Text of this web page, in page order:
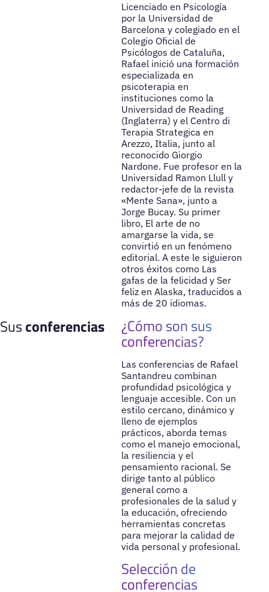
Licenciado en Psicología
por la Universidad de
Barcelona y colegiado en el
Colegio Oficial de
Psicólogos de Cataluña,
Rafael inició una formación
especializada en
psicoterapia en
instituciones como la
Universidad de Reading
(Inglaterra) y el Centro di
Terapia Strategica en
Arezzo, Italia, junto al
reconocido Giorgio
Nardone. Fue profesor en la
Universidad Ramon Llull y
redactor-jefe de la revista
«Mente Sana», junto a
Jorge Bucay. Su primer
libro, El arte de no
amargarse la vida, se
convirtió en un fenómeno
editorial. A este le siguieron
otros éxitos como Las
gafas de la felicidad y Ser
feliz en Alaska, traducidos a
más de 20 idiomas.
Susconferencias ¿Cómo son sus
conferencias?
Las conferencias de Rafael
Santandreu combinan
profundidad psicológica y
lenguaje accesible. Con un
estilo cercano, dinámico y
lleno de ejemplos
prácticos, aborda temas
como el manejo emocional,
la resiliencia y el
pensamiento racional. Se
dirige tanto al público
general como a
profesionales de la salud y
la educación, ofreciendo
herramientas concretas
para mejorar la calidad de
vida personal y profesional.
Selección de
conferencias